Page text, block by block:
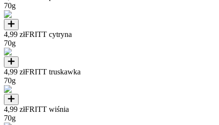
70g
4,99 złFRITT cytryna
70g
4,99 złFRITT truskawka
70g
4,99 złFRITT wiśnia
70g